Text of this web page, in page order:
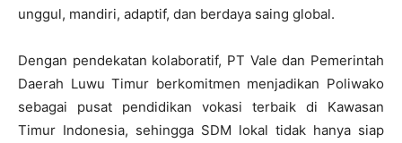
unggul, mandiri, adaptif, dan berdaya saing global.
Dengan pendekatan kolaboratif, PT Vale dan Pemerintah
Daerah Luwu Timur berkomitmen menjadikan Poliwako
sebagai pusat pendidikan vokasi terbaik di Kawasan
Timur Indonesia, sehingga SDM lokal tidak hanya siap